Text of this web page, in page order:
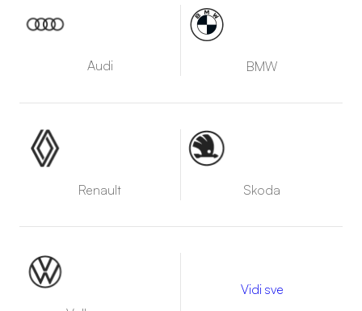
Audi BMW
Renault Skoda
Vidi sve